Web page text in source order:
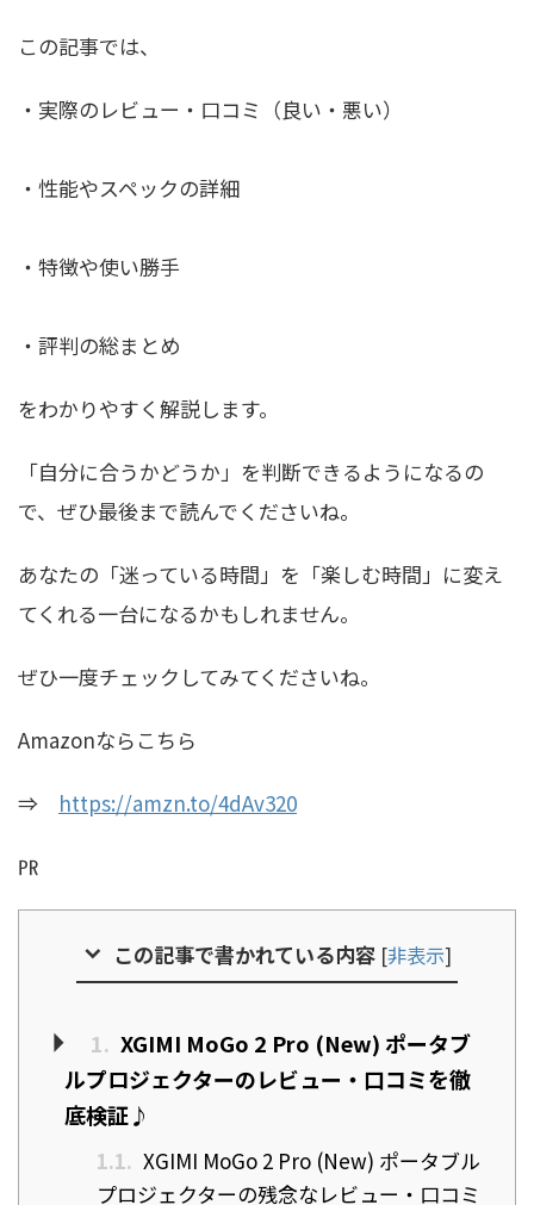
この記事では、
・実際のレビュー・口コミ（良い・悪い）
・性能やスペックの詳細
・特徴や使い勝手
・評判の総まとめ
をわかりやすく解説します。
「自分に合うかどうか」を判断できるようになるの
で、ぜひ最後まで読んでくださいね。
あなたの「迷っている時間」を「楽しむ時間」に変え
てくれる一台になるかもしれません。
ぜひ一度チェックしてみてくださいね。
Amazonならこちら
⇒ https://amzn.to/4dAv320
㏚
この記事で書かれている内容 [非表示]
1. XGIMI MoGo 2 Pro (New) ポータブ
ルプロジェクターのレビュー・口コミを徹
底検証♪
1.1. XGIMI MoGo 2 Pro (New) ポータブル
プロジェクターの残念なレビュー・口コミ